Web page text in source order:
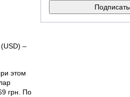
–
этом
грн. По